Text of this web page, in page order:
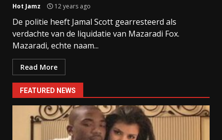
Hot Jamz 12 years ago
De politie heeft Jamal Scott gearresteerd als
verdachte van de liquidatie van Mazaradi Fox.
Mazaradi, echte naam...
Read More
FEATURED NEWS